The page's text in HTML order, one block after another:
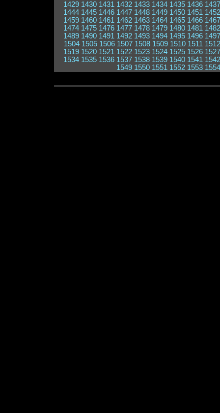
1429 1430 1431 1432 1433 1434 1435 1436 1437
1444 1445 1446 1447 1448 1449 1450 1451 1452
1459 1460 1461 1462 1463 1464 1465 1466 1467
1474 1475 1476 1477 1478 1479 1480 1481 1482
1489 1490 1491 1492 1493 1494 1495 1496 1497
1504 1505 1506 1507 1508 1509 1510 1511 1512
1519 1520 1521 1522 1523 1524 1525 1526 1527
1534 1535 1536 1537 1538 1539 1540 1541 1542
1549 1550 1551 1552 1553 1554